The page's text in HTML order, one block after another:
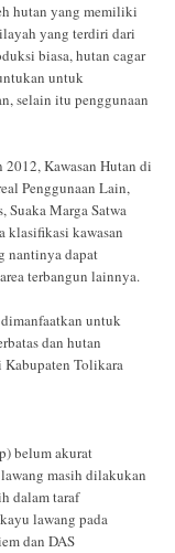
hutan yang memiliki
yang terdiri dari
biasa, hutan cagar
untuk
selain itu penggunaan
Kawasan Hutan di
Penggunaan Lain,
Suaka Marga Satwa
klasifikasi kawasan
nantinya dapat
terbangun lainnya.
untuk
dan hutan
Tolikara
belum akurat
masih dilakukan
dalam taraf
lawang pada
dan DAS